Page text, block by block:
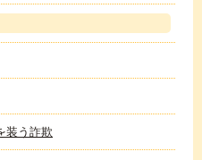
装う詐欺